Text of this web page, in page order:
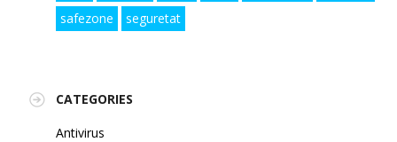
safezone
seguretat
CATEGORIES
Antivirus